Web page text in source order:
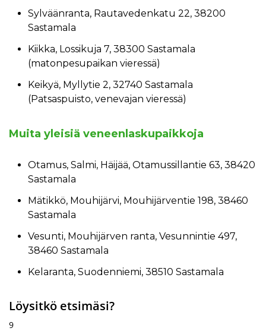
Sylväänranta, Rautavedenkatu 22, 38200
Sastamala
Kiikka, Lossikuja 7, 38300 Sastamala
(matonpesupaikan vieressä)
Keikyä, Myllytie 2, 32740 Sastamala
(Patsaspuisto, venevajan vieressä)
Muita yleisiä veneenlaskupaikkoja
Otamus, Salmi, Häijää, Otamussillantie 63, 38420
Sastamala
Mätikkö, Mouhijärvi, Mouhijärventie 198, 38460
Sastamala
Vesunti, Mouhijärven ranta, Vesunnintie 497,
38460 Sastamala
Kelaranta, Suodenniemi, 38510 Sastamala
Löysitkö etsimäsi?
9